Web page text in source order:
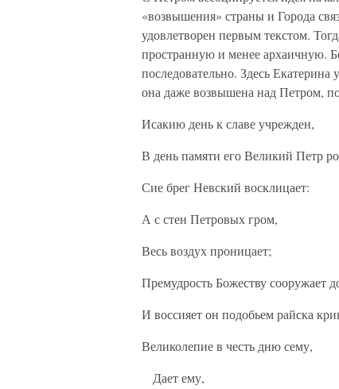
«возвышения» страны и Города
удовлетворен первым текстом.
пространную и менее архаичную.
последовательно. Здесь
она даже возвышена над Петром,
Исакию день к славе учрежден,
В день памяти его Великий Петр
Сие брег Невский восклицает:
А с стен Петровых гром,
Весь воздух проницает;
Премудрость Божеству сооружает
И воссияет он подобьем райска
Великолепие в честь дню сему,
Дает ему,